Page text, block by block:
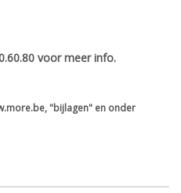
voor meer info.
"bijlagen" en onder